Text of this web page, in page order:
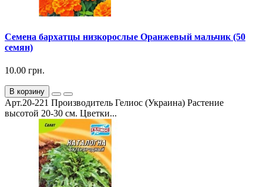
Семена бархатцы низкорослые Оранжевый мальчик (50
семян)
10.00 грн.
В корзину
Арт.20-221 Производитель Гелиос (Украина) Растение
высотой 20-30 см. Цветки...